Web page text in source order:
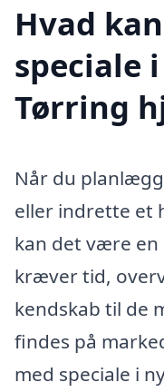
Hvad
speciale
Tørring
Når du
eller indrette et
kan det være en
kræver tid,
kendskab til de
findes på
med speciale i